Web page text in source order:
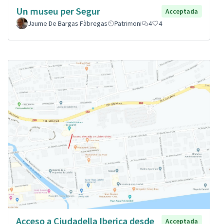
Un museu per Segur
Acceptada
Jaume De Bargas Fàbregas
Patrimoni 4 4
Acceso a Ciudadella Iberica desde
Acceptada